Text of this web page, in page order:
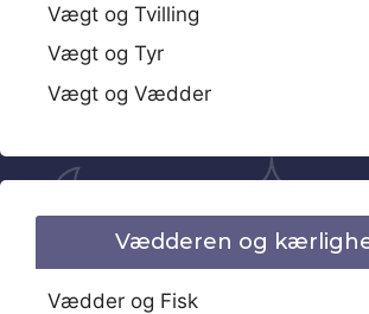
Vægt og Tvilling
Vægt og Tyr
Vægt og Vædder
Vædderen og
Vædder og Fisk